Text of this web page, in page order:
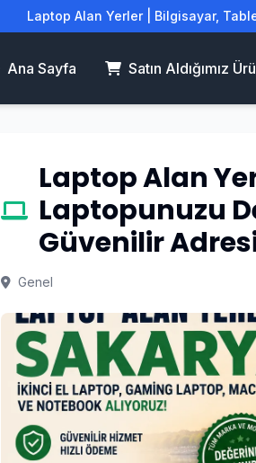
Laptop Alan Yerler | Bilgisayar,
Ana Sayfa Satın Aldığımız
Laptop Alan
Laptopunuzu
Güvenilir
Genel